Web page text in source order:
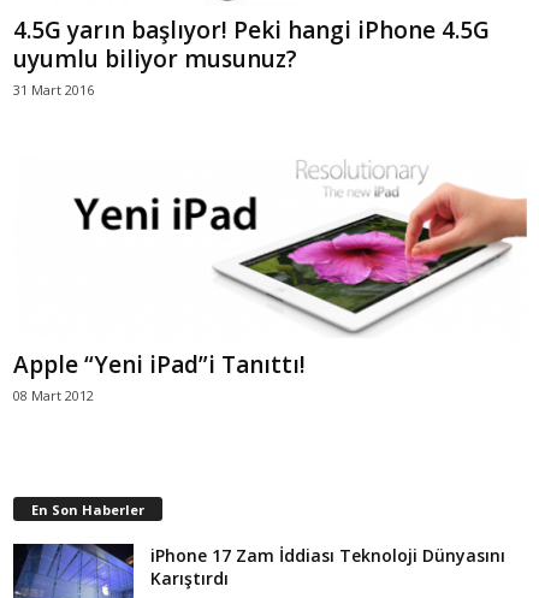
4.5G yarın başlıyor! Peki hangi iPhone 4.5G
uyumlu biliyor musunuz?
31 Mart 2016
Apple “Yeni iPad”i Tanıttı!
08 Mart 2012
En Son Haberler
iPhone 17 Zam İddiası Teknoloji Dünyasını
Karıştırdı